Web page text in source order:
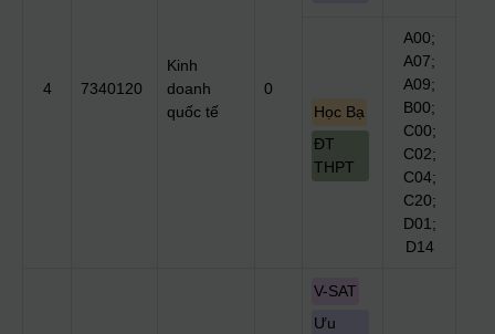
4 7340120
Kinh
doanh
quốc tế
0
Học Bạ
ĐT
THPT
A00;
A07;
A09;
B00;
C00;
C02;
C04;
C20;
D01;
D14
V-SAT
Ưu